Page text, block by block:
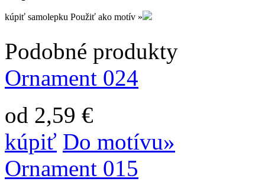
kúpiť samolepku Použiť ako motív »
Podobné produkty
Ornament 024
od 2,59 €
kúpiť Do motívu»
Ornament 015